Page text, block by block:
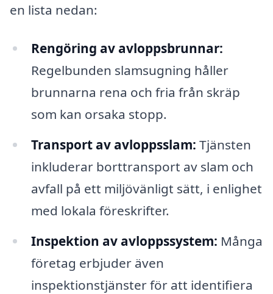
en lista nedan:
Rengöring av avloppsbrunnar:
Regelbunden slamsugning håller
brunnarna rena och fria från skräp
som kan orsaka stopp.
Transport av avloppsslam: Tjänsten
inkluderar borttransport av slam och
avfall på ett miljövänligt sätt, i enlighet
med lokala föreskrifter.
Inspektion av avloppssystem: Många
företag erbjuder även
inspektionstjänster för att identifiera